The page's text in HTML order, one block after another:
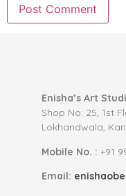
Enisha’s Art
Shop No: 25, 1st
Lokhandwala,
Mobile No. : +91
Email: